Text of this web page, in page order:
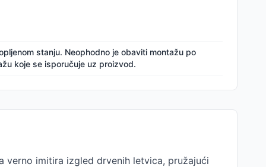
stanju. Neophodno je obaviti montažu po
koje se isporučuje uz proizvod.
verno imitira izgled drvenih letvica, pružajući